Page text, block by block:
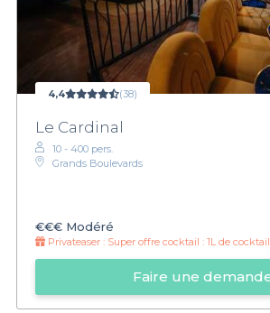
4,4 (38)
Le Cardinal
10 - 400 pers.
Grands Boulevards
€€€ Modéré
Privateaser : Super offre cocktail : 1L de
Faire une